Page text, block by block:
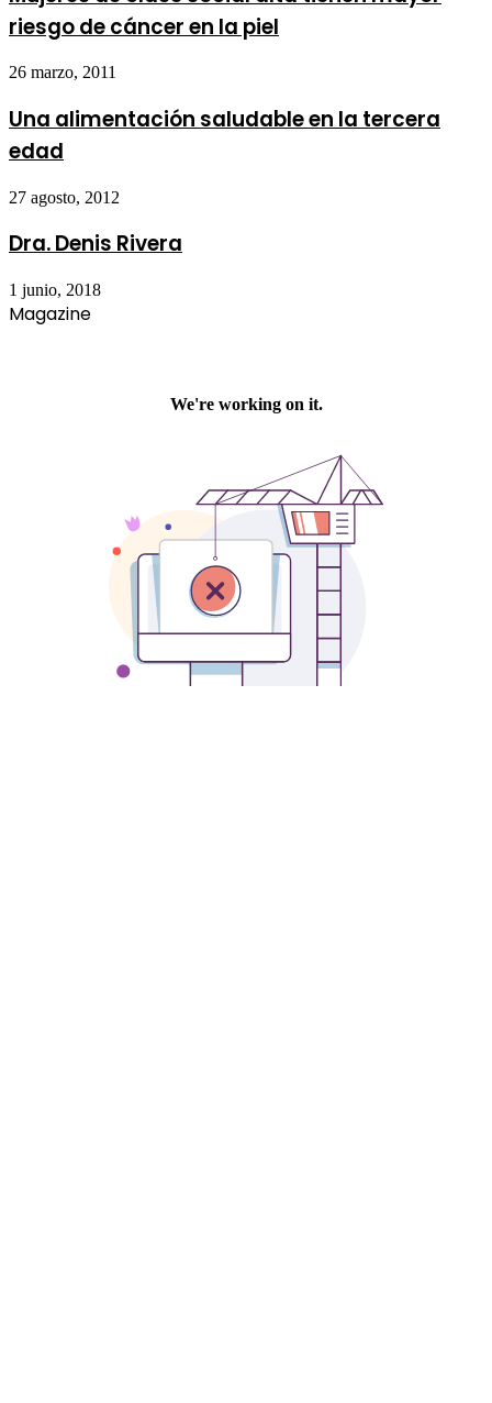
riesgo de cáncer en la piel
26 marzo, 2011
Una alimentación saludable en la tercera
edad
27 agosto, 2012
Dra. Denis Rivera
1 junio, 2018
Magazine